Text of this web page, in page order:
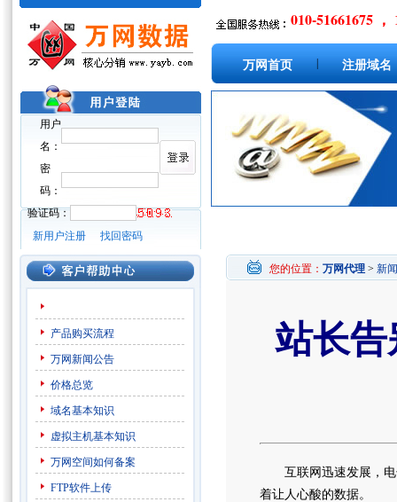
用户
名：
密
码：
验证码：
新用户注册
找回密码
010-51661675 ，
万网首页 注册域名
产品购买流程
万网新闻公告
价格总览
域名基本知识
虚拟主机基本知识
万网空间如何备案
FTP软件上传
您的位置： 万网代理 > 新
站长
互联网迅速发展，电
着让人心酸的数据。